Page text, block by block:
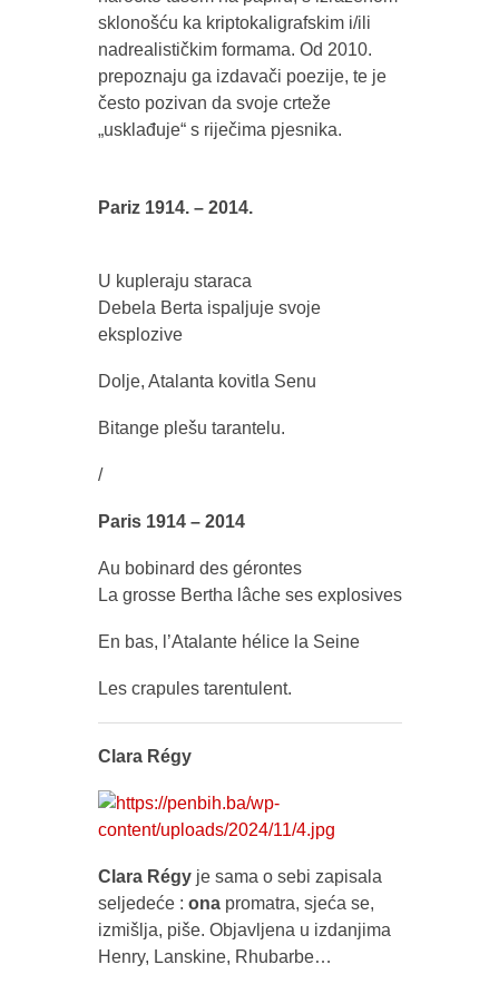
sklonošću ka kriptokaligrafskim i/ili
nadrealističkim formama. Od 2010.
prepoznaju ga izdavači poezije, te je
često pozivan da svoje crteže
„usklađuje“ s riječima pjesnika.
Pariz 1914. – 2014.
U kupleraju staraca
Debela Berta ispaljuje svoje
eksplozive
Dolje, Atalanta kovitla Senu
Bitange plešu tarantelu.
/
Paris 1914 – 2014
Au bobinard des gérontes
La grosse Bertha lâche ses explosives
En bas, l’Atalante hélice la Seine
Les crapules tarentulent.
Clara Régy
Clara Régy je sama o sebi zapisala
seljedeće : ona promatra, sjeća se,
izmišlja, piše. Objavljena u izdanjima
Henry, Lanskine, Rhubarbe…